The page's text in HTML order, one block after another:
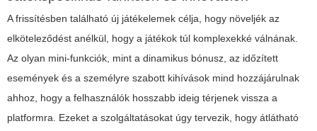
A frissítésben található új játékelemek célja, hogy növeljék az
elköteleződést anélkül, hogy a játékok túl komplexekké válnának.
Az olyan mini-funkciók, mint a dinamikus bónusz, az időzített
események és a személyre szabott kihívások mind hozzájárulnak
ahhoz, hogy a felhasználók hosszabb ideig térjenek vissza a
platformra. Ezeket a szolgáltatásokat úgy tervezik, hogy átlátható